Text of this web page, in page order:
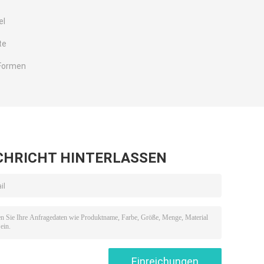
HINTERLASSEN